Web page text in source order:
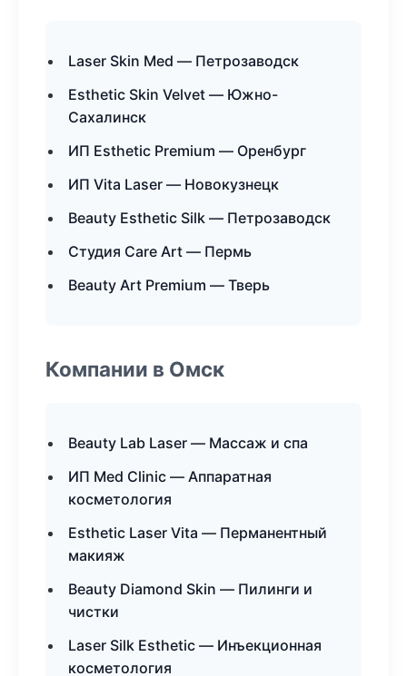
Laser Skin Med — Петрозаводск
Esthetic Skin Velvet — Южно-
Сахалинск
ИП Esthetic Premium — Оренбург
ИП Vita Laser — Новокузнецк
Beauty Esthetic Silk — Петрозаводск
Студия Care Art — Пермь
Beauty Art Premium — Тверь
Компании в Омск
Beauty Lab Laser — Массаж и спа
ИП Med Clinic — Аппаратная
косметология
Esthetic Laser Vita — Перманентный
макияж
Beauty Diamond Skin — Пилинги и
чистки
Laser Silk Esthetic — Инъекционная
косметология